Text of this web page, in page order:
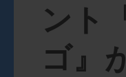
ント
ゴ』